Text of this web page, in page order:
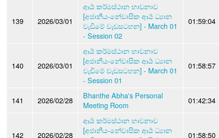
139 2026/03/01
ආර්‍ය කර්මස්ථාන භාවනාව
[අජානීය-නේවාසික ආර්‍ය ධ්‍යාන
වැඩීමේ වැඩසටහන] - March 01
- Session 02
01:59:04
140 2026/03/01
ආර්‍ය කර්මස්ථාන භාවනාව
[අජානීය-නේවාසික ආර්‍ය ධ්‍යාන
වැඩීමේ වැඩසටහන] - March 01
- Session 01
01:58:57
141 2026/02/28
Bhanthe Abha's Personal
Meeting Room
01:42:34
142 2026/02/28
ආර්‍ය කර්මස්ථාන භාවනාව
[අජානීය-නේවාසික ආර්‍ය ධ්‍යාන
01:58:50